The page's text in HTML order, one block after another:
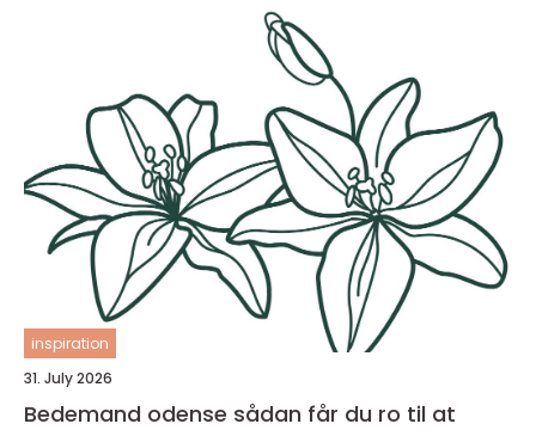
inspiration
31. July 2026
Bedemand odense sådan får du ro til at